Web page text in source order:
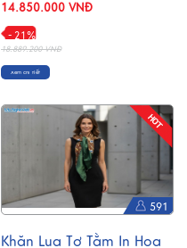
14.850.000 VNĐ
- 21%
18.889.200 VNĐ
Xem chi tiết
591
Khăn Lụa Tơ Tằm In Họa